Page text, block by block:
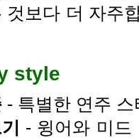
것보다 더 자주
style
- 특별한 연주
- 윙어와 미드